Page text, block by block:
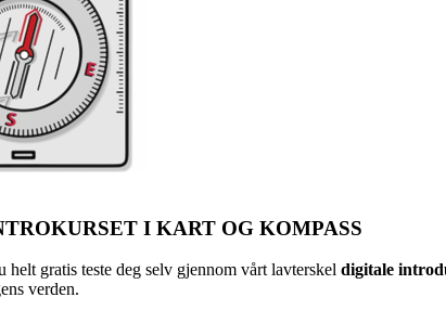
I KART OG KOMPASS
gratis teste deg selv gjennom vårt lavterskel digitale
verden.